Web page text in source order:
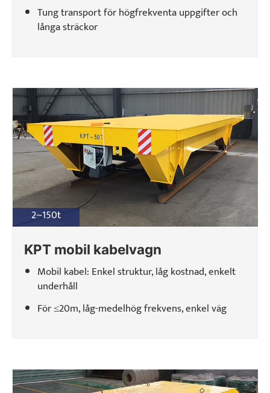
Tung transport för högfrekventa uppgifter och
långa sträckor
2~150t
KPT mobil kabelvagn
Mobil kabel: Enkel struktur, låg kostnad, enkelt
underhåll
För ≤20m, låg-medelhög frekvens, enkel väg